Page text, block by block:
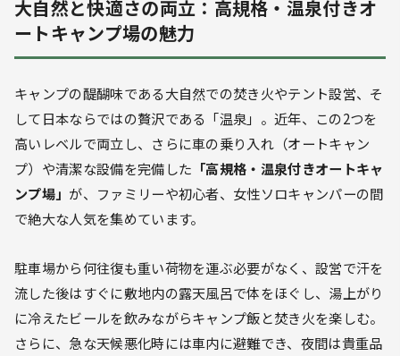
大自然と快適さの両立：高規格・温泉付きオ
ートキャンプ場の魅力
キャンプの醍醐味である大自然での焚き火やテント設営、そ
して日本ならではの贅沢である「温泉」。近年、この2つを
高いレベルで両立し、さらに車の乗り入れ（オートキャン
プ）や清潔な設備を完備した 「高規格・温泉付きオートキャ
ンプ場」 が、ファミリーや初心者、女性ソロキャンパーの間
で絶大な人気を集めています。
駐車場から何往復も重い荷物を運ぶ必要がなく、設営で汗を
流した後はすぐに敷地内の露天風呂で体をほぐし、湯上がり
に冷えたビールを飲みながらキャンプ飯と焚き火を楽しむ。
さらに、急な天候悪化時には車内に避難でき、夜間は貴重品